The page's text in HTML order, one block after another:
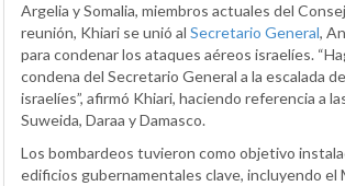
Argelia y Somalia, miembros actuales del
reunión, Khiari se unió al Secretario General,
para condenar los ataques aéreos israelíes.
condena del Secretario General a la escalada
israelíes”, afirmó Khiari, haciendo referencia a
Suweida, Daraa y Damasco.
Los bombardeos tuvieron como objetivo
edificios gubernamentales clave, incluyendo el